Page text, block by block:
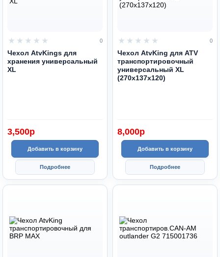
0
Чехол AtvKings для
хранения универсальный
XL
Добавить в корзину
3,500p
Подробнее
0
Чехол AtvKing для ATV
транспортировочный
универсальный XL
(270х137х120)
Добавить в корзину
8,000p
Подробнее